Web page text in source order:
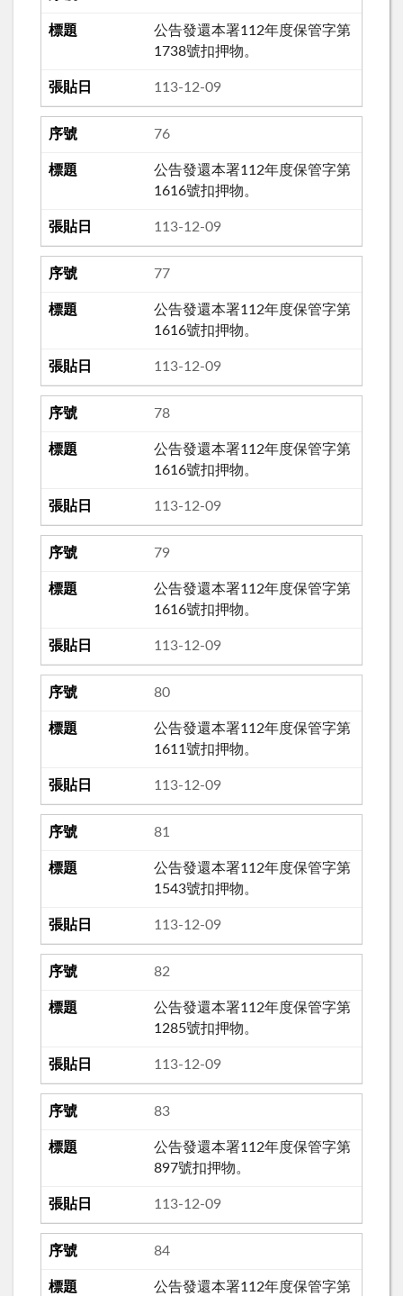
公告發還本署112年度保管字第
1738號扣押物。
113-12-09
76
公告發還本署112年度保管字第
1616號扣押物。
113-12-09
77
公告發還本署112年度保管字第
1616號扣押物。
113-12-09
78
公告發還本署112年度保管字第
1616號扣押物。
113-12-09
79
公告發還本署112年度保管字第
1616號扣押物。
113-12-09
80
公告發還本署112年度保管字第
1611號扣押物。
113-12-09
81
公告發還本署112年度保管字第
1543號扣押物。
113-12-09
82
公告發還本署112年度保管字第
1285號扣押物。
113-12-09
83
公告發還本署112年度保管字第
897號扣押物。
113-12-09
84
公告發還本署112年度保管字第